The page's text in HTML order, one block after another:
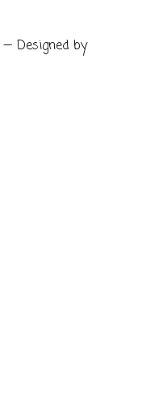
— Designed by